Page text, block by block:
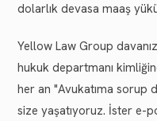
dolarlık devasa maaş
Yellow Law Group
hukuk departmanı
her an "Avukatıma sorup
size yaşatıyoruz. İster e-